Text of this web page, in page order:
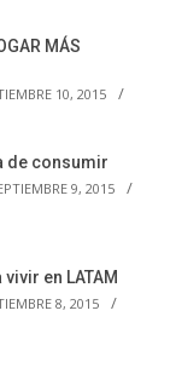
MÁS
10, 2015
de consumir
9, 2015
en LATAM
8, 2015